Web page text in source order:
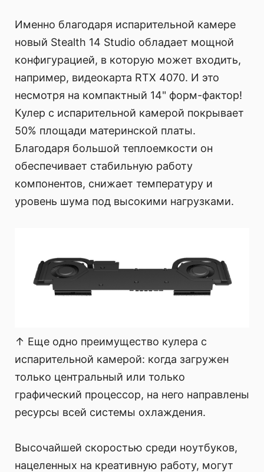
Именно благодаря испарительной камере
новый Stealth 14 Studio обладает мощной
конфигурацией, в которую может входить,
например, видеокарта RTX 4070. И это
несмотря на компактный 14" форм-фактор!
Кулер с испарительной камерой покрывает
50% площади материнской платы.
Благодаря большой теплоемкости он
обеспечивает стабильную работу
компонентов, снижает температуру и
уровень шума под высокими нагрузками.
↑ Еще одно преимущество кулера с
испарительной камерой: когда загружен
только центральный или только
графический процессор, на него направлены
ресурсы всей системы охлаждения.
Высочайшей скоростью среди ноутбуков,
нацеленных на креативную работу, могут